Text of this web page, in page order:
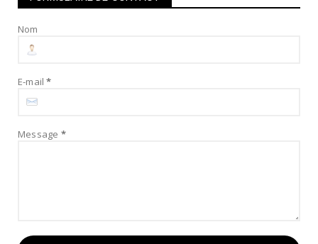
Nom
E-mail*
Message *